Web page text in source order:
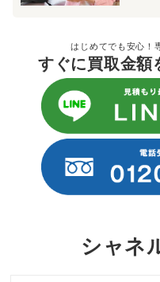
はじめてでも安心！
すぐに買取金額
シャネ